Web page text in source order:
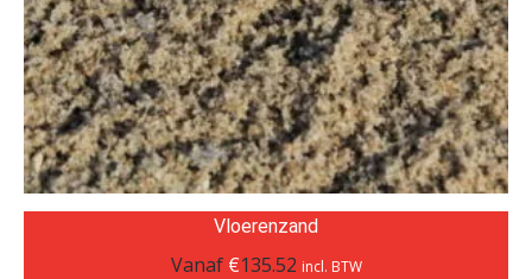
Vloerenzand
Vanaf €135.52 incl. BTW